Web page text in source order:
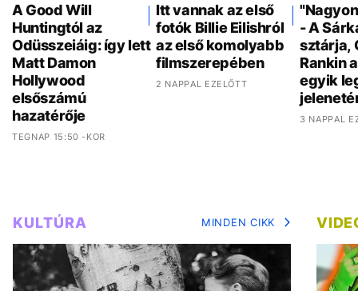
A Good Will
Huntingtól az
Odüsszeiáig: így lett
Matt Damon
Hollywood
elsőszámú
hazatérője
TEGNAP 15:50 -KOR
Itt vannak az első
fotók Billie Eilishról
az első komolyabb
filmszerepében
2 NAPPAL EZELŐTT
- A
sztárja,
Rankin
egyik
3 NAPPAL
KULTÚRA MINDEN CIKK